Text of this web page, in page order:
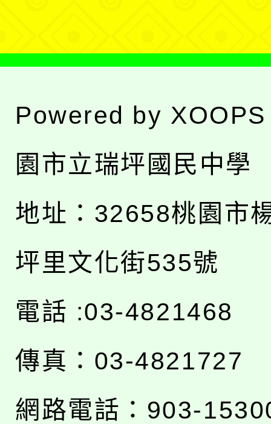
Powered by XOOPS
園市立瑞坪國民中學
地址： 32658桃園市
坪里文化街535號
電話 :03-4821468
傳真：03-4821727
網路電話：903-